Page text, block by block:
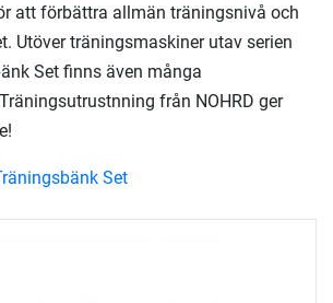
att förbättra allmän träningsnivå och
Utöver träningsmaskiner utav serien
Set finns även många
från NOHRD ger
Set